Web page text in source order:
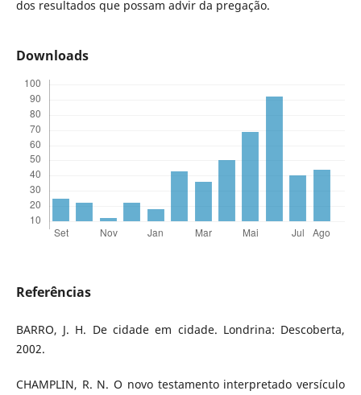
dos resultados que possam advir da pregação.
Downloads
Referências
BARRO, J. H. De cidade em cidade. Londrina: Descoberta,
2002.
CHAMPLIN, R. N. O novo testamento interpretado versículo